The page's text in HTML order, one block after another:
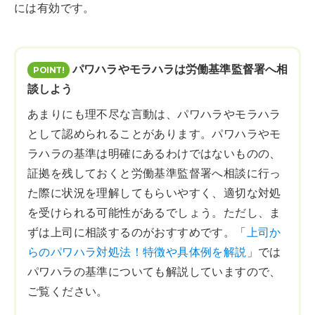
には有効です。
パワハラやモラハラは労働基準監督署へ相
談しよう
あまりにも理不尽な言動は、パワハラやモラハラ
として認められることがあります。パワハラやモ
ラハラの基準は明確にあるわけではないものの、
証拠を残しておくと労働基準監督署へ相談に行っ
た際に状況を理解してもらいやすく、適切な対処
を受けられる可能性があるでしょう。ただし、ま
ずは上司に相談するのがおすすめです。「上司か
らのパワハラ対処法！特徴や具体例を解説 」では
パワハラの基準についても解説していますので、
ご覧ください。